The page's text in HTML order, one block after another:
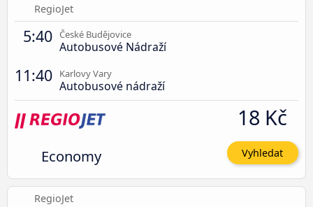
RegioJet
5:40 České Budějovice
Autobusové Nádraží
11:40 Karlovy Vary
Autobusové nádraží
Economy
18 Kč
Vyhledat
RegioJet